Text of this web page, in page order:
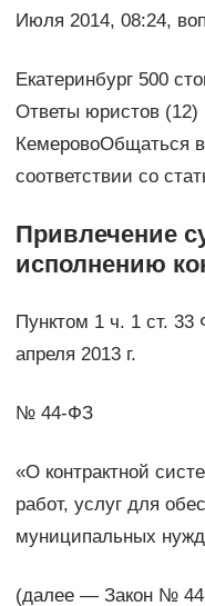
Июля 2014, 08:24,
Екатеринбург 500
Ответы юристов (12)
КемеровоОбщаться
соответствии со
Привлечение
исполнению
Пунктом 1 ч. 1 ст. 33
апреля 2013 г.
№ 44-ФЗ
«О контрактной
работ, услуг для
муниципальных
(далее — Закон №